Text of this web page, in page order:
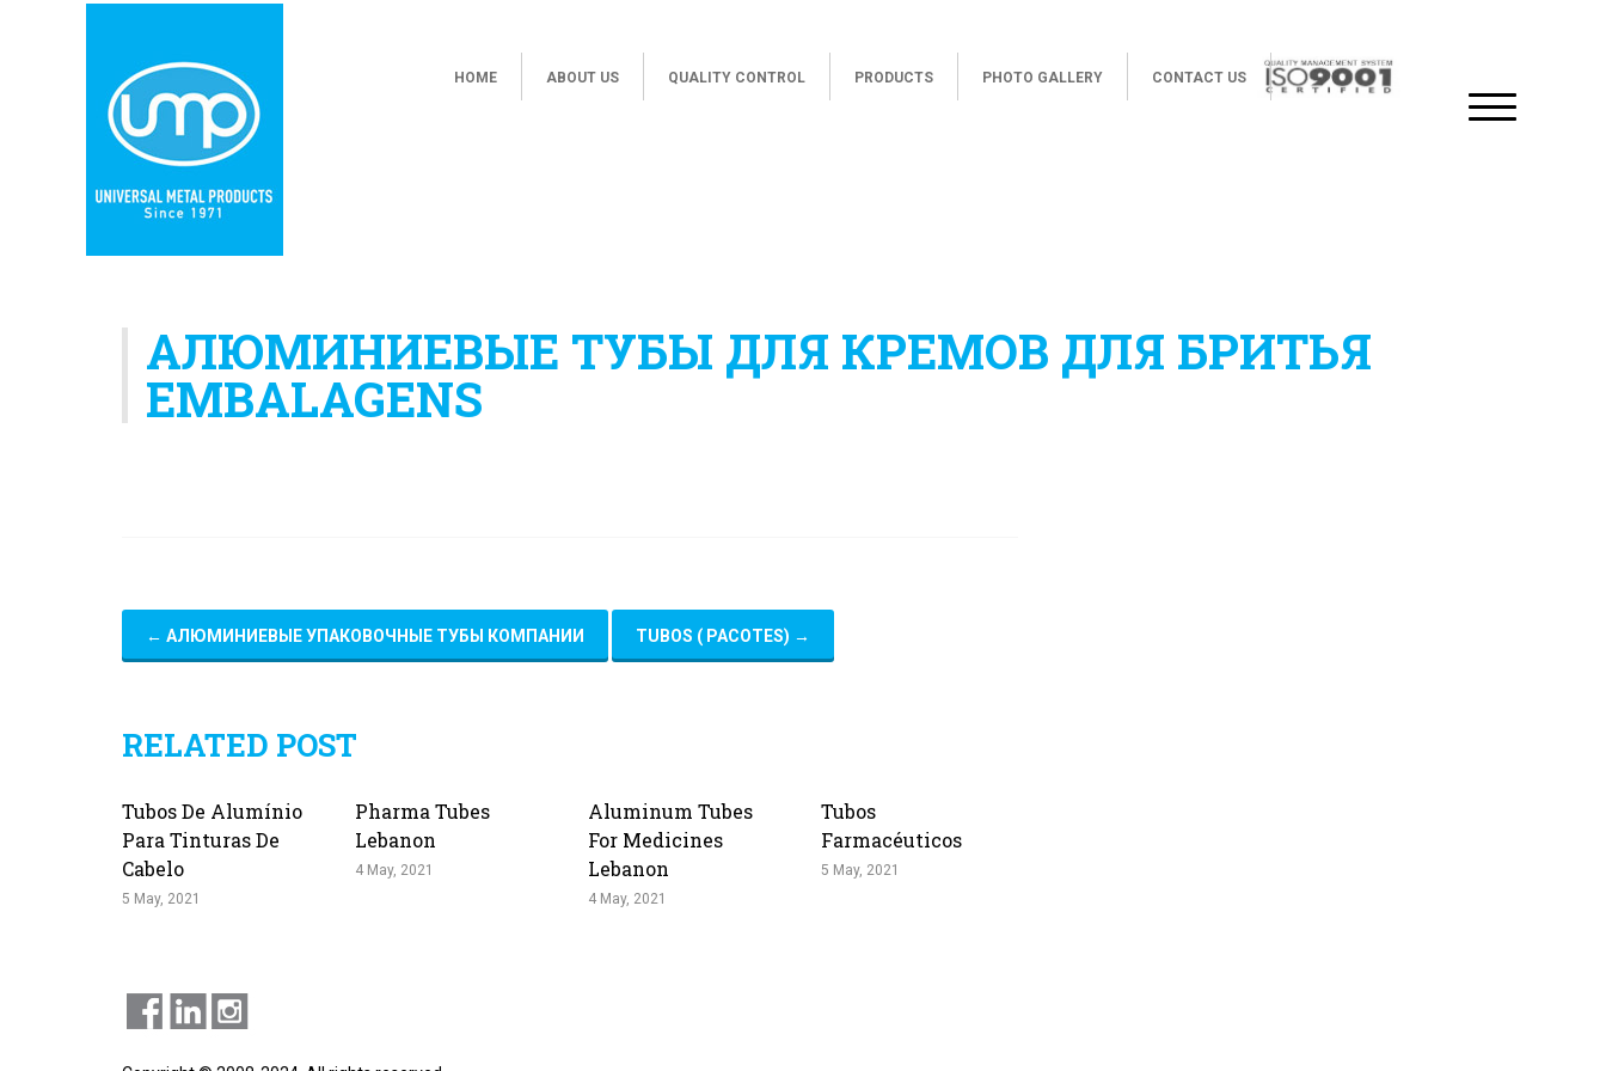
HOME ABOUT US QUALITY CONTROL PRODUCTS PHOTO GALLERY CONTACT US
АЛЮМИНИЕВЫЕ ТУБЫ ДЛЯ КРЕМОВ ДЛЯ БРИТЬЯ
EMBALAGENS
← АЛЮМИНИЕВЫЕ УПАКОВОЧНЫЕ ТУБЫ КОМПАНИИ TUBOS ( PACOTES) →
RELATED POST
Tubos De Alumínio
Para Tinturas De
Cabelo
5 May, 2021
Pharma Tubes
Lebanon
4 May, 2021
Aluminum Tubes
For Medicines
Lebanon
4 May, 2021
Tubos
Farmacéuticos
5 May, 2021